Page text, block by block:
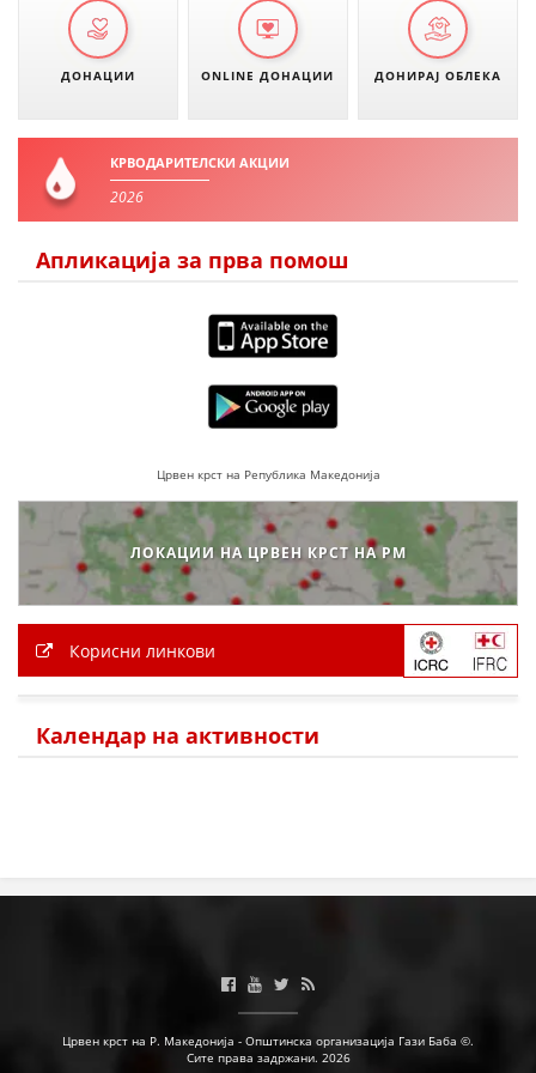
ДЕЈСТВУВАЊЕ
ПРИРАЧНИЦИ
ЕДУКАТИВНО ИНФОРМАТИВНИ МАТЕРИЈАЛИ
ПОСТЕРИ
ДОНАЦИИ ONLINE ДОНАЦИИ ДОНИРАЈ ОБЛЕКА
КРВОДАРИТЕЛСКИ АКЦИИ
2026
Апликација за прва помош
Црвен крст на Република Македонија
ЛОКАЦИИ НА ЦРВЕН КРСТ НА РМ
Корисни линкови
Календар на активности
Црвен крст на Р. Македонија - Општинска организација Гази Баба ©.
Сите права задржани. 2026